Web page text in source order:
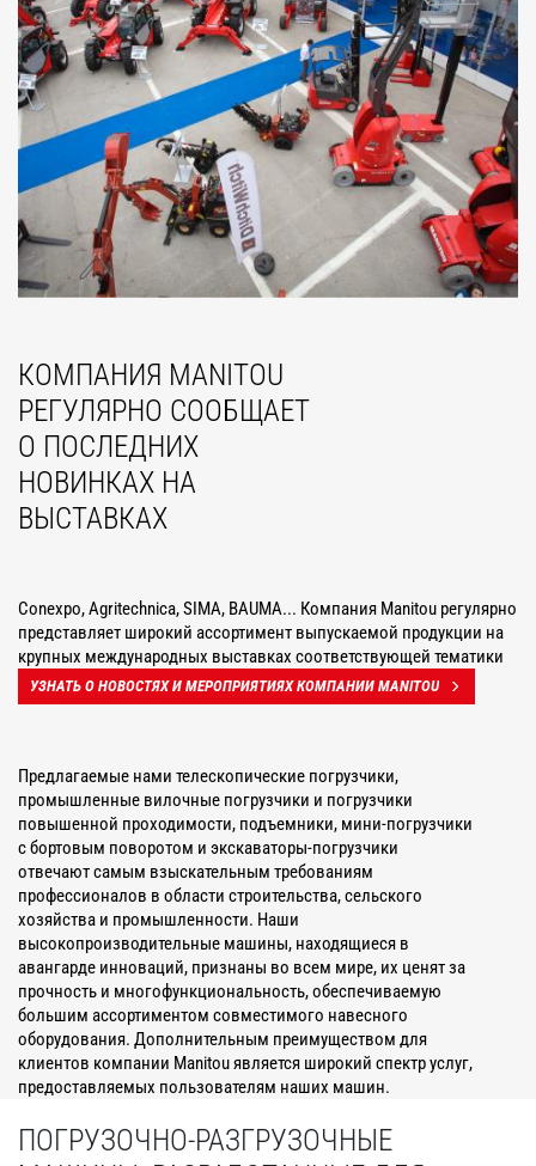
КОМПАНИЯ MANITOU
РЕГУЛЯРНО СООБЩАЕТ
О ПОСЛЕДНИХ
НОВИНКАХ НА
ВЫСТАВКАХ
Conexpo, Agritechnica, SIMA, BAUMA... Компания Manitou регулярно
представляет широкий ассортимент выпускаемой продукции на
крупных международных выставках соответствующей тематики
УЗНАТЬ О НОВОСТЯХ И МЕРОПРИЯТИЯХ КОМПАНИИ MANITOU
Предлагаемые нами телескопические погрузчики,
промышленные вилочные погрузчики и погрузчики
повышенной проходимости, подъемники, мини-погрузчики
с бортовым поворотом и экскаваторы-погрузчики
отвечают самым взыскательным требованиям
профессионалов в области строительства, сельского
хозяйства и промышленности. Наши
высокопроизводительные машины, находящиеся в
авангарде инноваций, признаны во всем мире, их ценят за
прочность и многофункциональность, обеспечиваемую
большим ассортиментом совместимого навесного
оборудования. Дополнительным преимуществом для
клиентов компании Manitou является широкий спектр услуг,
предоставляемых пользователям наших машин.
ПОГРУЗОЧНО-РАЗГРУЗОЧНЫЕ